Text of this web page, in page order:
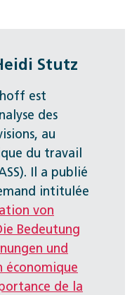
Stutz
est
des
au
du travail
Il a publié
intitulée
von
Bedeutung
und
économique
de la